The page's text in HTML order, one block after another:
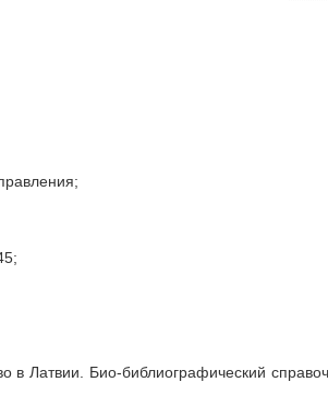
в Латвии. Био-библиографический